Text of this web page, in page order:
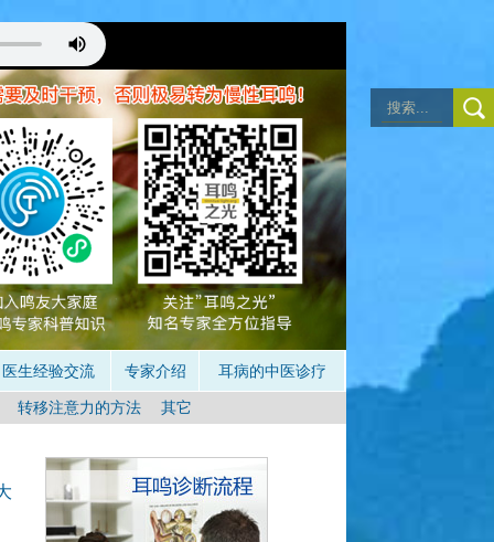
耳鸣，成功的状态
音乐治疗）。
医生经验交流 专家介绍 耳病的中医诊疗
转移注意力的方法 其它